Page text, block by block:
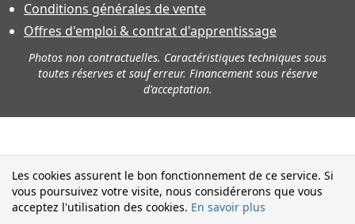
Les cookies assurent le bon fonctionnement de ce service. Si
vous poursuivez votre visite, nous considérerons que vous
acceptez l'utilisation des cookies. En savoir plus
Conditions générales de vente
Offres d'emploi & contrat d'apprentissage
Photos non contractuelles. Caractéristiques techniques sous
toutes réserves et sauf erreur. Financement sous réserve
d'acceptation.